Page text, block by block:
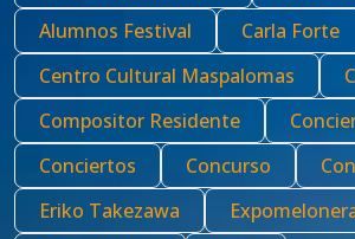
Alumnos Festival
Carla Forte
Centro Cultural Maspalomas
Compositor Residente
Conciertos
Concurso
Eriko Takezawa